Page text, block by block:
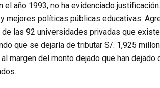
el año 1993, no ha evidenciado
mejores políticas públicas educativas.
las 92 universidades privadas que
que se dejaría de tributar S/. 1,925
margen del monto dejado que han